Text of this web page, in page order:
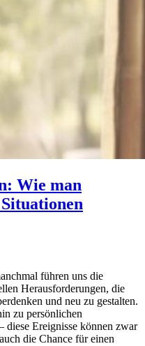
Wie man
führen uns die
Herausforderungen, die
und neu zu gestalten.
zu persönlichen
Ereignisse können zwar
die Chance für einen